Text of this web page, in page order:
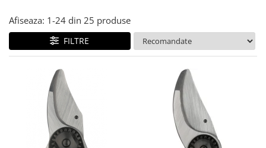
Afiseaza: 1-24 din 25 produse
FILTRE